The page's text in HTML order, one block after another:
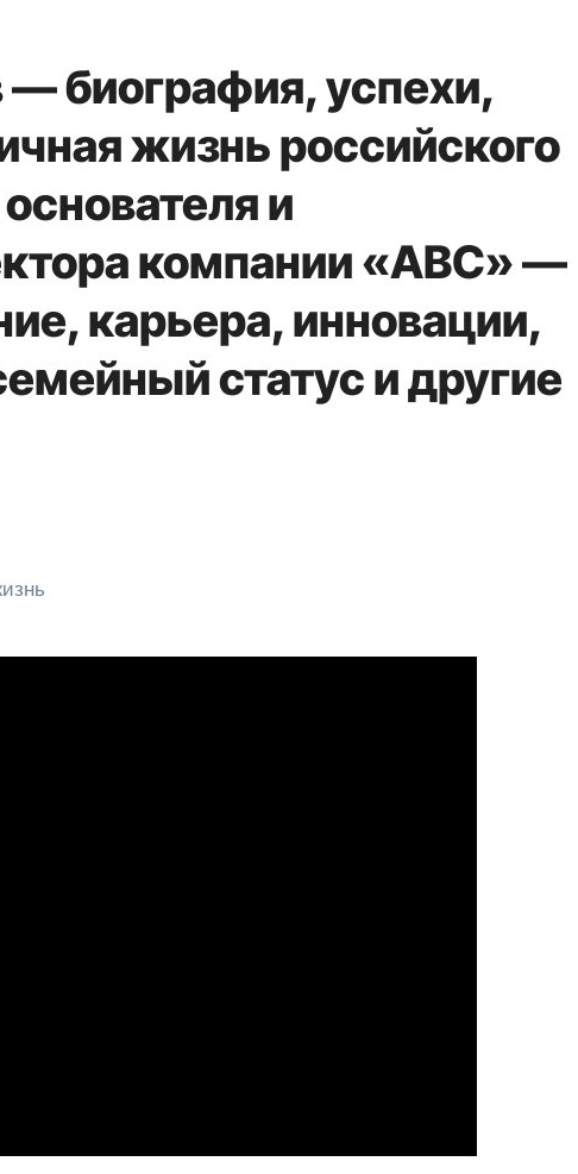
биография, успехи,
жизнь российского
и
компании «ABC» —
карьера, инновации,
статус и другие